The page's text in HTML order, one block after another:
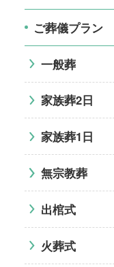
ご葬儀プラン
一般葬
家族葬2日
家族葬1日
無宗教葬
出棺式
火葬式